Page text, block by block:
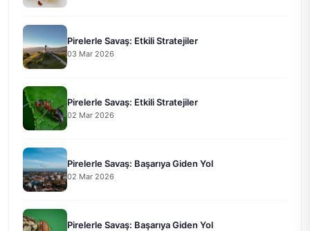
Pirelerle Savaş: Etkili Stratejiler
03 Mar 2026
Pirelerle Savaş: Etkili Stratejiler
02 Mar 2026
Pirelerle Savaş: Başarıya Giden Yol
02 Mar 2026
Pirelerle Savaş: Başarıya Giden Yol